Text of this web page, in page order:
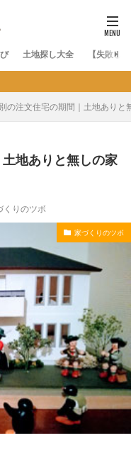
土地探し大全 【失敗し
の注文住宅の期間｜土地ありと
地ありと無しの家
くりのツボ
家づくりのツボ